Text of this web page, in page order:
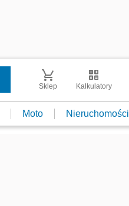
Sklep Kalkulatory
Moto Nieruchomości